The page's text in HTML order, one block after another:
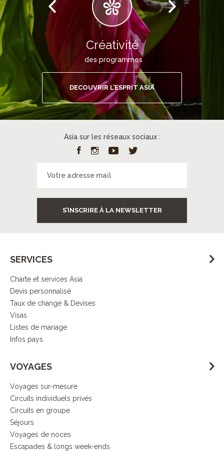
Créativité
des programmes
DECOUVRIR L’ESPRIT ASIA
Asia sur les réseaux sociaux :
S’INSCRIRE À LA NEWSLETTER
SERVICES
Charte et services Asia
Devis personnalisé
Taux de change & Devises
Visas
Listes de mariage
Infos pays
VOYAGES
Voyages sur-mesure
Circuits individuels privés
Circuits en groupe
Séjours
Voyages de noces
Escapades & longs week-ends